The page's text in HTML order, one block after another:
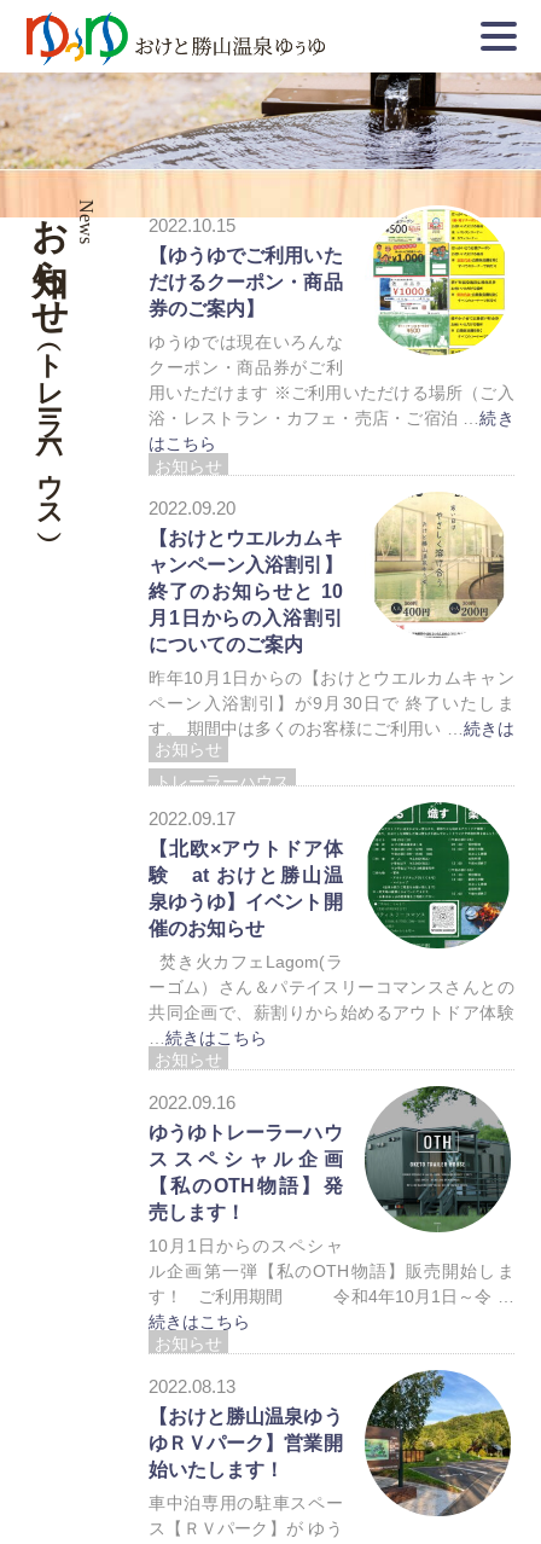
News
お知らせ
（トレーラーハウス）
お知らせ
トレーラーハウス
2022.10.15
【ゆうゆでご利用いた
だけるクーポン・商品
券のご案内】
ゆうゆでは現在いろんな
クーポン・商品券がご利
用いただけます ※ご利用いただける場所（ご入
浴・レストラン・カフェ・売店・ご宿泊 …続き
はこちら
お知らせ
トレーラーハウス
2022.09.20
【おけとウエルカムキ
ャンペーン入浴割引】
終了のお知らせと 10
月1日からの入浴割引
についてのご案内
昨年10月1日からの【おけとウエルカムキャン
ペーン入浴割引】が9月30日で 終了いたしま
す。 期間中は多くのお客様にご利用い … 続きは
こちら
お知らせ
トレーラーハウス
2022.09.17
【北欧×アウトドア体
験 at おけと勝山温
泉ゆうゆ】イベント開
催のお知らせ
焚き火カフェLagom(ラ
ーゴム）さん＆パテイスリーコマンスさんとの
共同企画で、薪割りから始めるアウトドア体験
…続きはこちら
お知らせ
トレーラーハウス
2022.09.16
ゆうゆトレーラーハウ
ススペシャル企画
【私のOTH物語】発
売します！
10月1日からのスペシャ
ル企画第一弾【私のOTH物語】販売開始しま
す！ ご利用期間 令和4年10月1日～令 …
続きはこちら
2022.08.13
【おけと勝山温泉ゆう
ゆＲＶパーク】営業開
始いたします！
車中泊専用の駐車スペー
ス【ＲＶパーク】が ゆう